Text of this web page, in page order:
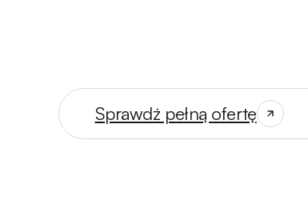
Sprawdź pełną ofertę